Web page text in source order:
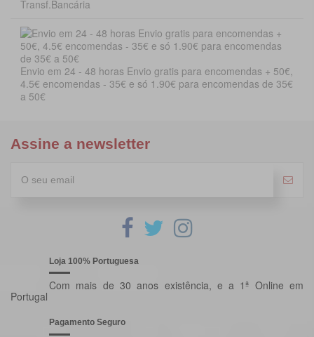
Transf.Bancária
Envio em 24 - 48 horas Envio gratis para encomendas + 50€,
4.5€ encomendas - 35€ e só 1.90€ para encomendas de 35€
a 50€
Assine a newsletter
Loja 100% Portuguesa
Com mais de 30 anos existência, e a 1ª Online em
Portugal
Pagamento Seguro